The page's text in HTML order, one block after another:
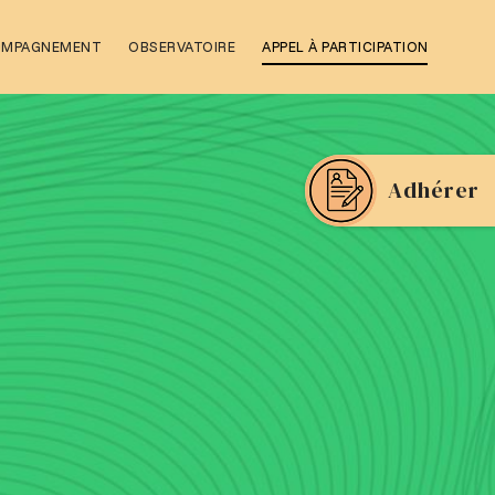
OBSERVATOIRE APPEL À PARTICIPATION
Adhérer